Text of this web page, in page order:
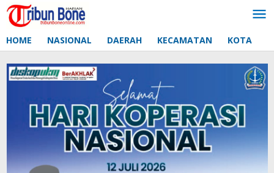
Lewati
ke
HOME NASIONAL DAERAH KECAMATAN KOTA